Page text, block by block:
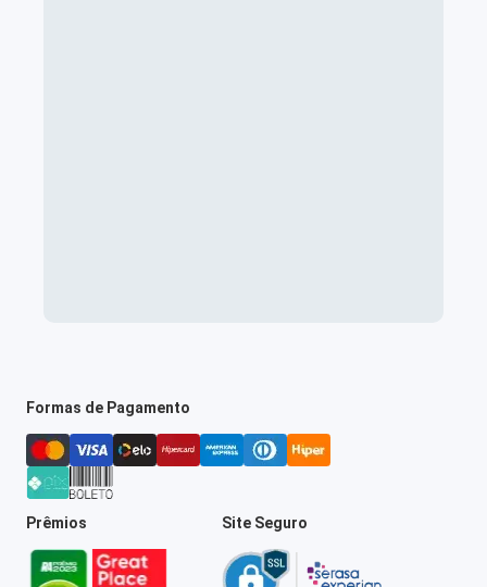
Formas de Pagamento
Prêmios Site Seguro